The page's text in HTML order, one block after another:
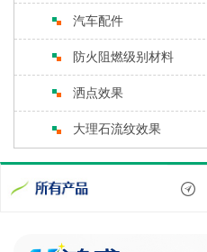
汽车配件
防火阻燃级别材料
洒点效果
大理石流纹效果